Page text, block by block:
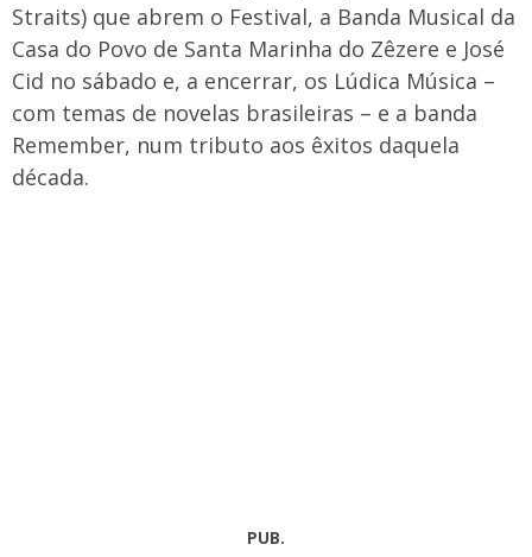
Straits) que abrem o Festival, a Banda Musical da
Casa do Povo de Santa Marinha do Zêzere e José
Cid no sábado e, a encerrar, os Lúdica Música –
com temas de novelas brasileiras – e a banda
Remember, num tributo aos êxitos daquela
década.
PUB.